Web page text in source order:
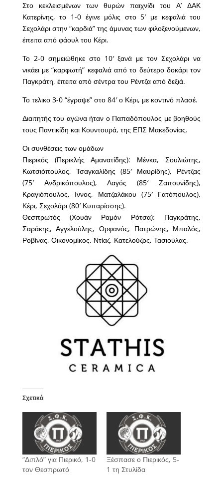
Στο κεκλεισμένων των θυρών παιχνίδι του Α’ ΔΑΚ
Κατερίνης, το 1-0 έγινε μόλις στο 5′ με κεφαλιά του
Σεχολάρι στην “καρδιά” της άμυνας των φιλοξενούμενων,
έπειτα από φάουλ του Κέρι.
Το 2-0 σημειώθηκε στο 10′ ξανά με τον Σεχολάρι να
νικάει με “καρφωτή” κεφαλιά από το δεύτερο δοκάρι τον
Παγκράτη, έπειτα από σέντρα του Ρέντζα από δεξιά.
Το τελικο 3-0 “έγραψε” στο 84′ ο Κέρι, με κοντινό πλασέ.
Διαιτητής του αγώνα ήταν ο Παπαδόπουλος με βοηθούς
τους Παντικίδη και Κουντουρά, της ΕΠΣ Μακεδονίας.
Οι συνθέσεις των ομάδων
Πιερικός (Περικλής Αμανατίδης): Μένκα, Σουλιώτης,
Κωτσιόπουλος, Τσαγκαλίδης (85′ Μαυρίδης), Ρέντζας
(75′ Ανδρικόπουλος), Λαγός (85′ Ζαπουνίδης),
Κραγιόπουλος, Ιννος, Ματζαλάκου (75′ Γατόπουλος),
Κέρι, Σεχολάρι (80′ Κυπαρίσσης).
Θεσπρωτός (Χουάν Ραμόν Ρότσα): Παγκράτης,
Σαράκης, Αγγελούλης, Ορφανός, Πατρώνης, Μπαλός,
Ροβίνας, Οικονομίκος, Ντίαζ, Κατελούζος, Τασιούλας.
Σχετικά
“Διπλό” για Πιερικό, 1-0
τον Θεσπρωτό
Ξέσπασε ο Πιερικός, 5-
1 τη Στυλίδα